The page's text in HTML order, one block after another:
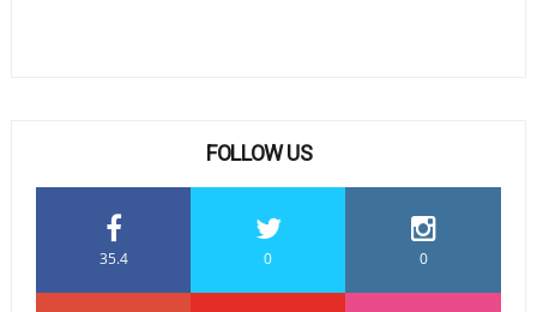
FOLLOW US
35.4 0 0